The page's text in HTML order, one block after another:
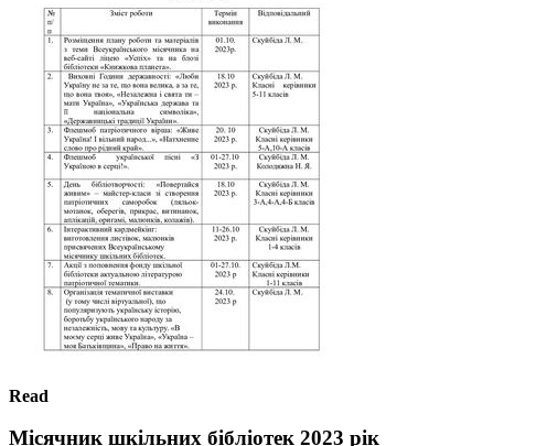
Read
Місячник шкільних бібліотек 2023 рік